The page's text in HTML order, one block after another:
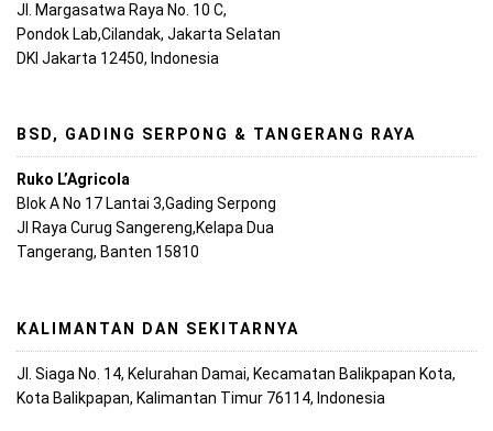
Jl. Margasatwa Raya No. 10 C,
Pondok Lab,Cilandak, Jakarta Selatan
DKI Jakarta 12450, Indonesia
BSD, GADING SERPONG & TANGERANG RAYA
Ruko L’Agricola
Blok A No 17 Lantai 3,Gading Serpong
Jl Raya Curug Sangereng,Kelapa Dua
Tangerang, Banten 15810
KALIMANTAN DAN SEKITARNYA
Jl. Siaga No. 14, Kelurahan Damai, Kecamatan Balikpapan Kota,
Kota Balikpapan, Kalimantan Timur 76114, Indonesia